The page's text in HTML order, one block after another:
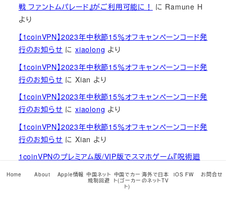
戦 ファントムパレード』がご利用可能に！
に Ramune H
より
【1coinVPN】2023年中秋節15％オフキャンペーンコード発
行のお知らせ にxiaolong より
【1coinVPN】2023年中秋節15％オフキャンペーンコード発
行のお知らせ にXian より
【1coinVPN】2023年中秋節15％オフキャンペーンコード発
行のお知らせ にxiaolong より
【1coinVPN】2023年中秋節15％オフキャンペーンコード発
行のお知らせ にXian より
1coinVPNのプレミアム版/VIP版でスマホゲーム『呪術廻
Home About Apple情報 中国ネット
規制回避
中国でカー
ト(ゴーカー
ト)
海外で日本
のネットTV
iOS FW お問合せ